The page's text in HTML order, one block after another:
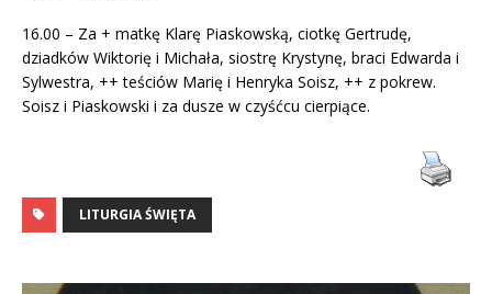
16.00 – Za + matkę Klarę Piaskowską, ciotkę Gertrudę,
dziadków Wiktorię i Michała, siostrę Krystynę, braci Edwarda i
Sylwestra, ++ teściów Marię i Henryka Soisz, ++ z pokrew.
Soisz i Piaskowski i za dusze w czyśćcu cierpiące.
LITURGIA ŚWIĘTA